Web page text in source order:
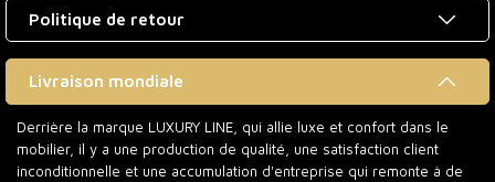
Politique de retour
Livraison mondiale
Derrière la marque LUXURY LINE, qui allie luxe et confort dans le
mobilier, il y a une production de qualité, une satisfaction client
inconditionnelle et une accumulation d'entreprise qui remonte à de